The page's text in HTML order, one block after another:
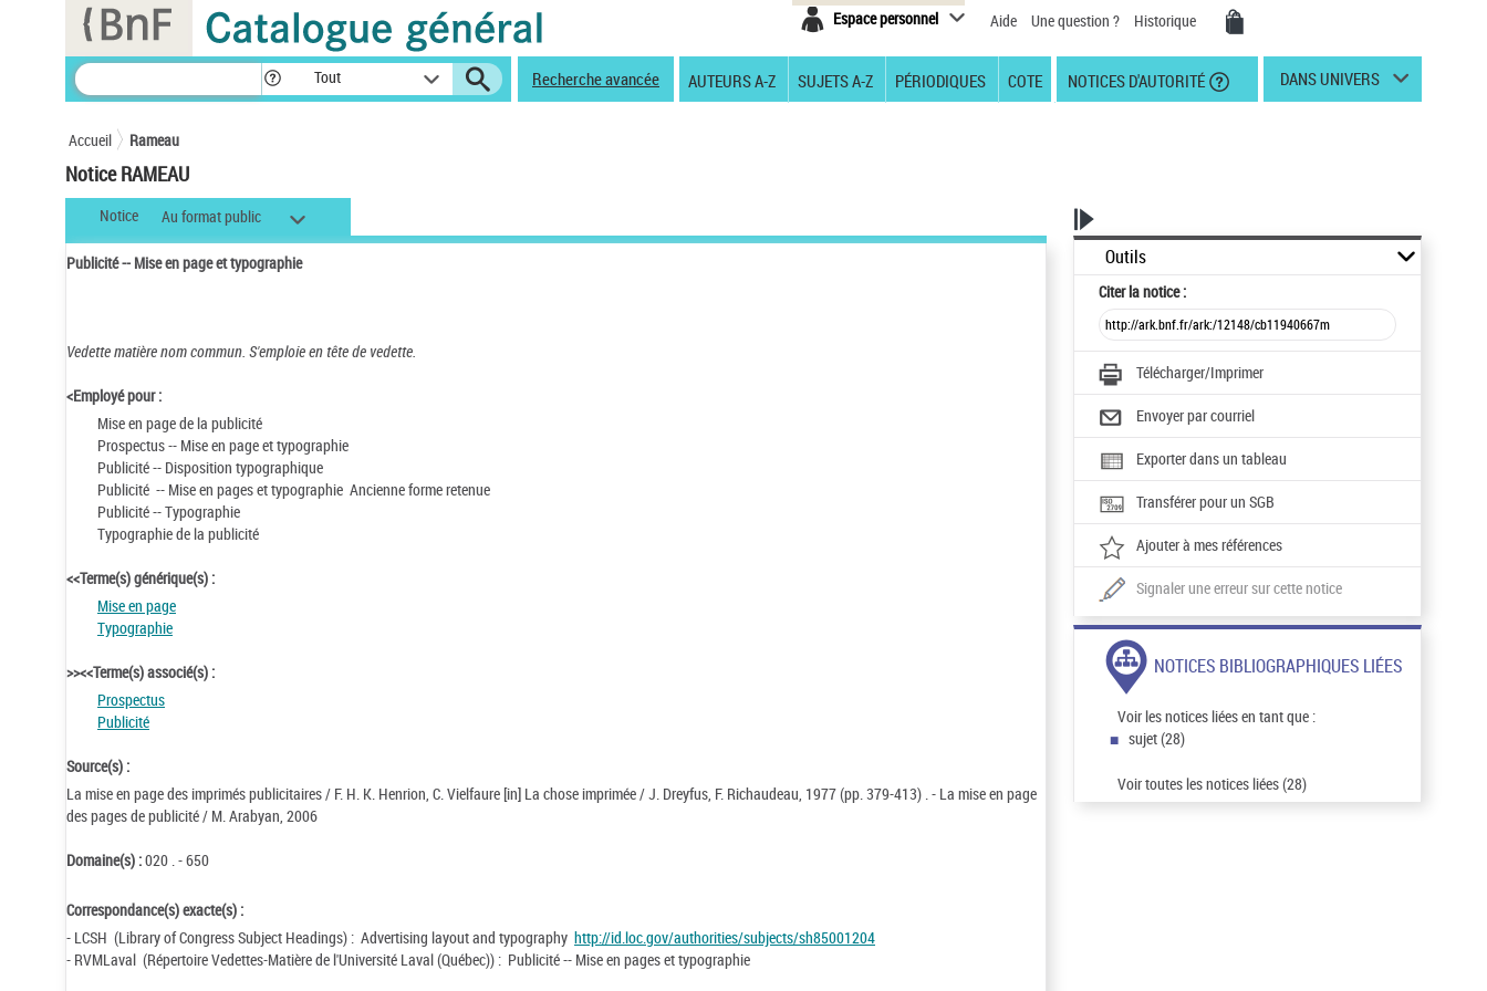
Espace personnel Aide Une question ? Historique
Tout Recherche avancée AUTEURS A-Z SUJETS A-Z PÉRIODIQUES COTE NOTICES D'AUTORITÉ DANS UNIVERS
Accueil Rameau
Notice RAMEAU
Notice Au format public
Publicité -- Mise en page et typographie
Vedette matière nom commun. S'emploie en tête de vedette.
<Employé pour :
Mise en page de la publicité
Prospectus -- Mise en page et typographie
Publicité -- Disposition typographique
Publicité -- Mise en pages et typographie Ancienne forme retenue
Publicité -- Typographie
Typographie de la publicité
<<Terme(s) générique(s) :
Mise en page
Typographie
>><<Terme(s) associé(s) :
Prospectus
Publicité
Source(s) :
La mise en page des imprimés publicitaires / F. H. K. Henrion, C. Vielfaure [in] La chose imprimée / J. Dreyfus, F. Richaudeau, 1977 (pp. 379-413) . - La mise en page
des pages de publicité / M. Arabyan, 2006
Domaine(s) :020 . - 650
Correspondance(s) exacte(s) :
- LCSH (Library of Congress Subject Headings) : Advertising layout and typography http://id.loc.gov/authorities/subjects/sh85001204
- RVMLaval (Répertoire Vedettes-Matière de l'Université Laval (Québec)) : Publicité -- Mise en pages et typographie
Outils
Citerla notice :
Télécharger/Imprimer
Envoyer par courriel
Exporter dans un tableau
Transférer pour un SGB
Ajouter à mes références
Signaler une erreur sur cette notice
NOTICES BIBLIOGRAPHIQUES LIÉES
Voir les notices liées en tant que :
sujet (28)
Voir toutes les notices liées (28)
Panneau de gestion des cookies